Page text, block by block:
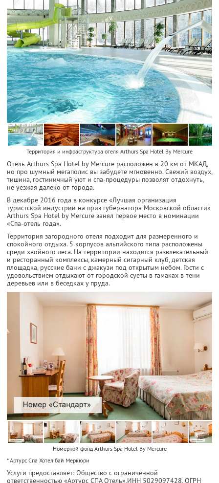
Территория и инфраструктура отеля Arthurs Spa Hotel By Mercure
Отель Arthurs Spa Hotel by Mercure расположен в 20 км от МКАД,
но про шумный мегаполис вы забудете мгновенно. Свежий воздух,
тишина, гостиничный уют и спа-процедуры позволят отдохнуть,
не уезжая далеко от города.
В декабре 2016 года в конкурсе «Лучшая организация
туристской индустрии на приз губернатора Московской области»
Arthurs Spa Hotel by Mercure занял первое место в номинации
«Спа-отель года».
Территория загородного отеля подходит для размеренного и
спокойного отдыха. 5 корпусов альпийского типа расположены
среди хвойного леса. На территории находятся развлекательный
и ресторанный комплексы, камерный сигарный клуб, детская
площадка, русские бани с джакузи под открытым небом. Гости с
удовольствием отдыхают от городской суеты в гамаках в тени
деревьев или в беседках у пруда.
Номерной фонд Arthurs Spa Hotel By Mercure
* Артурс Спа Хотел бай Меркюри
Услуги предоставляет: Общество с ограниченной
ответственностью «Артурс СПА Отель»,ИНН 5029097428, ОГРН